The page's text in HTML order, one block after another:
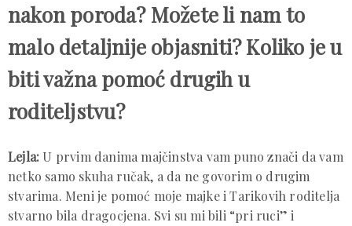
nakon poroda? Možete li nam to
malo detaljnije objasniti? Koliko je u
biti važna pomoć drugih u
roditeljstvu?
Lejla: U prvim danima majčinstva vam puno znači da vam
netko samo skuha ručak, a da ne govorim o drugim
stvarima. Meni je pomoć moje majke i Tarikovih roditelja
stvarno bila dragocjena. Svi su mi bili “pri ruci” i